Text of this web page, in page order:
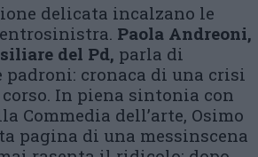
delicata incalzano le
Paola Andreoni,
del Pd, parla di
cronaca di una crisi
In piena sintonia con
Commedia dell’arte, Osimo
pagina di una messinscena